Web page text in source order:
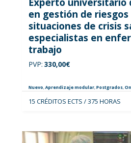
en gestión de
situaciones de crisis
especialistas en
trabajo
PVP: 330,00€
Nuevo,Aprendizaje modular,Postgrados,
15 CRÉDITOS ECTS / 375 HORAS